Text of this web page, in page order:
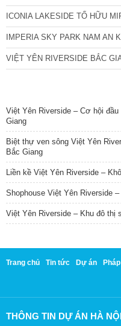
ICONIA LAKESIDE TỐ HỮU
IMPERIA SKY PARK NAM AN
VIỆT YÊN RIVERSIDE BẮC
Việt Yên Riverside – Cơ hội
Giang
Biệt thự ven sông Việt Yên
Bắc Giang
Liền kề Việt Yên Riverside –
Shophouse Việt Yên Riverside
Việt Yên Riverside – Khu đô thị
Trang chủ Tin tức Dự án
THÔNG TIN DỰ ÁN HÀ